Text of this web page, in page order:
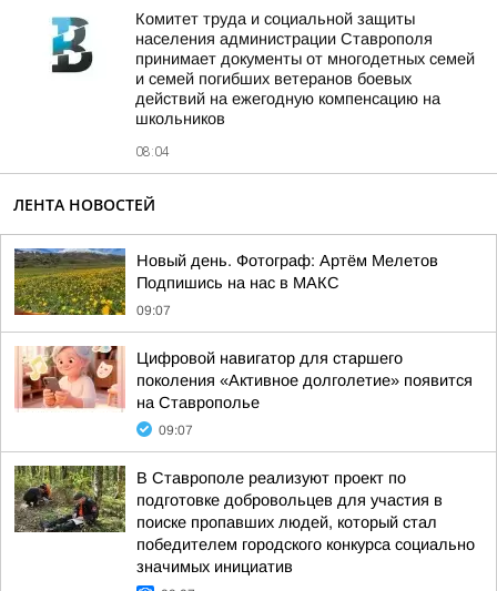
Комитет труда и социальной защиты
населения администрации Ставрополя
принимает документы от многодетных семей
и семей погибших ветеранов боевых
действий на ежегодную компенсацию на
школьников
08:04
ЛЕНТА НОВОСТЕЙ
Новый день. Фотограф: Артём Мелетов
Подпишись на нас в МАКС
09:07
Цифровой навигатор для старшего
поколения «Активное долголетие» появится
на Ставрополье
09:07
В Ставрополе реализуют проект по
подготовке добровольцев для участия в
поиске пропавших людей, который стал
победителем городского конкурса социально
значимых инициатив